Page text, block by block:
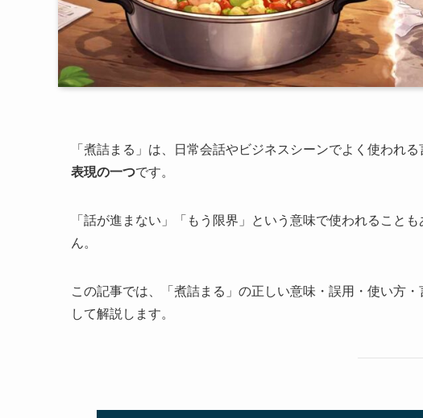
「煮詰まる」は、日常会話やビジネスシーンでよく使われる
表現の一つです。
「話が進まない」「もう限界」という意味で使われること
ん。
この記事では、「煮詰まる」の正しい意味・誤用・使い方・
して解説します。